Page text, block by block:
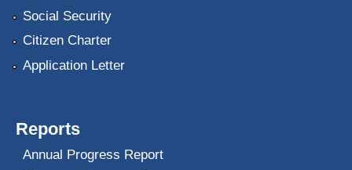
Social Security
Citizen Charter
Application Letter
Reports
Annual Progress Report